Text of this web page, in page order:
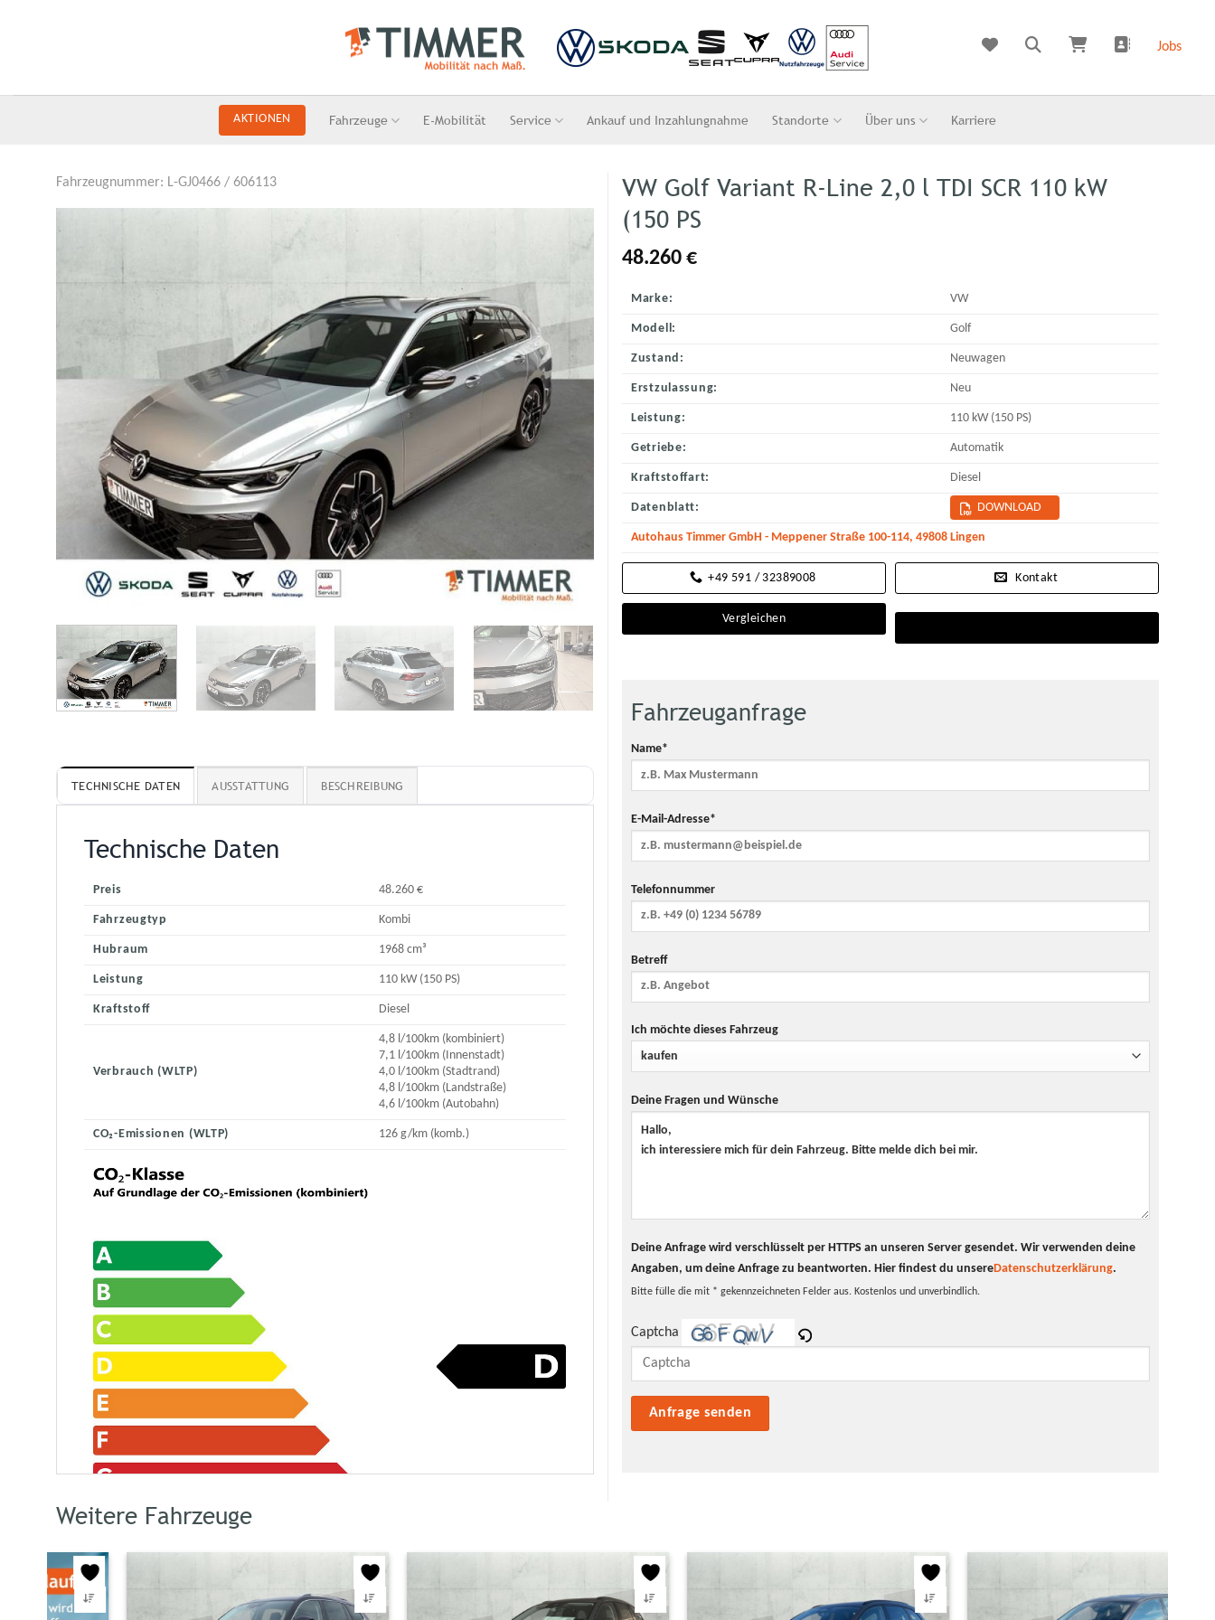
Jobs
AKTIONEN Fahrzeuge E-Mobilität Service Ankauf und Inzahlungnahme Standorte Über uns Karriere
Fahrzeugnummer: L-GJ0466 / 606113
TECHNISCHE DATEN AUSSTATTUNG BESCHREIBUNG
Technische Daten
Preis 48.260 €
Fahrzeugtyp Kombi
Hubraum 1968 cm³
Leistung 110 kW (150 PS)
Kraftstoff Diesel
Verbrauch (WLTP)
4,8 l/100km (kombiniert)
7,1 l/100km (Innenstadt)
4,0 l/100km (Stadtrand)
4,8 l/100km (Landstraße)
4,6 l/100km (Autobahn)
CO₂-Emissionen (WLTP) 126 g/km (komb.)
Jahresfahrleistung
Kraftstoffpreis
2.174 € (bei einem angenommenen
VW Golf Variant R-Line 2,0 l TDI SCR 110 kW
(150 PS
48.260 €
Marke: VW
Modell: Golf
Zustand: Neuwagen
Erstzulassung: Neu
Leistung: 110 kW (150 PS)
Getriebe: Automatik
Kraftstoffart: Diesel
Datenblatt: DOWNLOAD
Autohaus Timmer GmbH - Meppener Straße 100-114, 49808 Lingen
+49 591 / 32389008 Kontakt
Vergleichen
Fahrzeuganfrage
Name*
E-Mail-Adresse*
Telefonnummer
Betreff
Ich möchte dieses Fahrzeug
Deine Fragen und Wünsche
Deine Anfrage wird verschlüsselt per HTTPS an unseren Server gesendet. Wir verwenden deine
Angaben, um deine Anfrage zu beantworten. Hier findest du unsereDatenschutzerklärung.
Bitte fülle die mit * gekennzeichneten Felder aus. Kostenlos und unverbindlich.
Bitte lasse dieses Feld leer.
Captcha
Weitere Fahrzeuge